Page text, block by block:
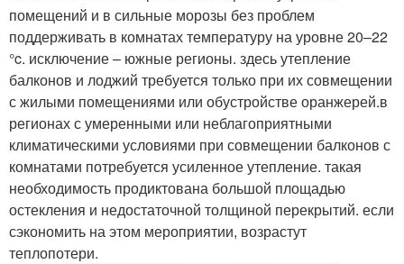
помещений и в сильные морозы без проблем
поддерживать в комнатах температуру на уровне 20–22
°c. исключение – южные регионы. здесь утепление
балконов и лоджий требуется только при их совмещении
с жилыми помещениями или обустройстве оранжерей.в
регионах с умеренными или неблагоприятными
климатическими условиями при совмещении балконов с
комнатами потребуется усиленное утепление. такая
необходимость продиктована большой площадью
остекления и недостаточной толщиной перекрытий. если
сэкономить на этом мероприятии, возрастут
теплопотери.